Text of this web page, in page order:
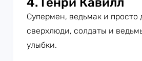
Супермен, ведьмак и
сверхлюди, солдаты и
улыбки.